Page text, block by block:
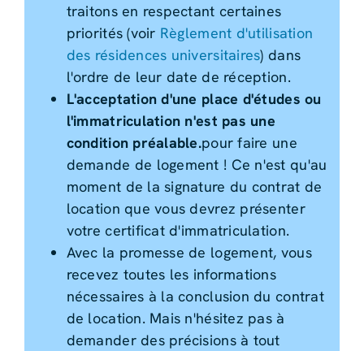
traitons en respectant certaines
priorités (voir Règlement d'utilisation
des résidences universitaires) dans
l'ordre de leur date de réception.
L'acceptation d'une place d'études ou
l'immatriculation n'est pas une
condition préalable.pour faire une
demande de logement ! Ce n'est qu'au
moment de la signature du contrat de
location que vous devrez présenter
votre certificat d'immatriculation.
Avec la promesse de logement, vous
recevez toutes les informations
nécessaires à la conclusion du contrat
de location. Mais n'hésitez pas à
demander des précisions à tout